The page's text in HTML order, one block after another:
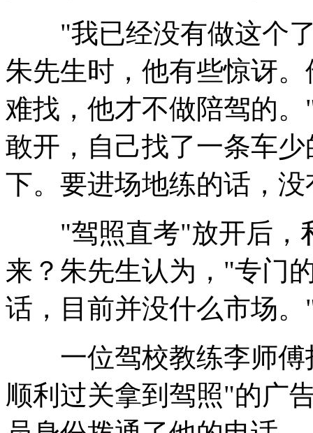
"我已经没有做这个了
朱先生时，他有些惊讶
难找，他才不做陪驾的
敢开，自己找了一条车
下。要进场地练的话，
"驾照直考"放开后，
来？朱先生认为，"专门
话，目前并没什么市场。
一位驾校教练李师傅
顺利过关拿到驾照"的广